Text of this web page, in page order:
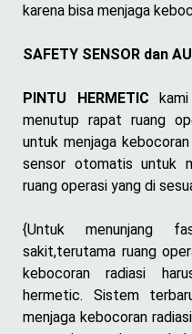
karena bisa menjaga
SAFETY SENSOR dan
PINTU HERMETIC
menutup rapat ruang
untuk menjaga
sensor otomatis untuk
ruang operasi yang di
{Untuk menunjang
sakit,terutama ruang
kebocoran radiasi
hermetic. Sistem
menjaga kebocoran